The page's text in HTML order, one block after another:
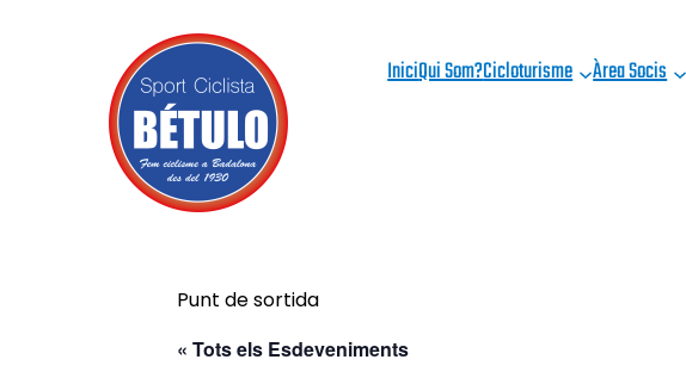
IniciQui Som?Cicloturisme Àrea Socis
Punt de sortida
« Tots els Esdeveniments